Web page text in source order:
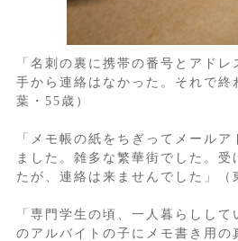
「名刺の裏に携帯の番号とアド
手から連絡はなかった。それで終
葉・55歳）
「メモ帳の紙をちぎってメール
ました。雑多な繁華街でした。受
たが、連絡は来ませんでした」（
「専門学生の頃、一人暮らしし
のアルバイトの子にメモ書き用の